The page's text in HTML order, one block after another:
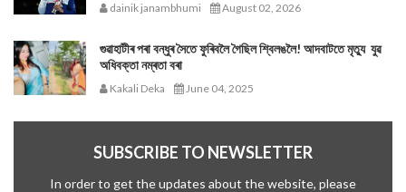
dainik janambhumi August 02, 2026
গুৱাহাটীৰ পৰা বন্ধুৰ সৈতে ফুৰিবলৈ গৈছিল শ্বিলঙলৈ! আদবাটতে মৃত্যু যুৱ
অধিবক্তা নম্ৰতা বৰা
Kakali Deka June 04, 2025
SUBSCRIBE TO NEWSLETTER
In order to get the updates about the website, please